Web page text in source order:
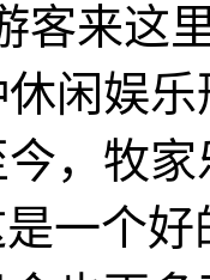
客来这
闲娱
，牧
一个